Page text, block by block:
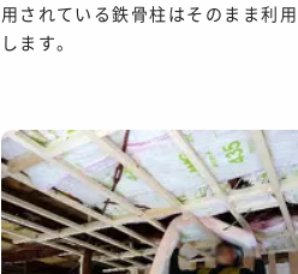
用されている鉄骨柱はそのまま利用
します。